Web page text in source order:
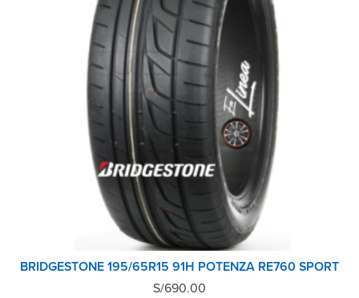
BRIDGESTONE 195/65R15 91H POTENZA RE760 SPORT
S/690.00